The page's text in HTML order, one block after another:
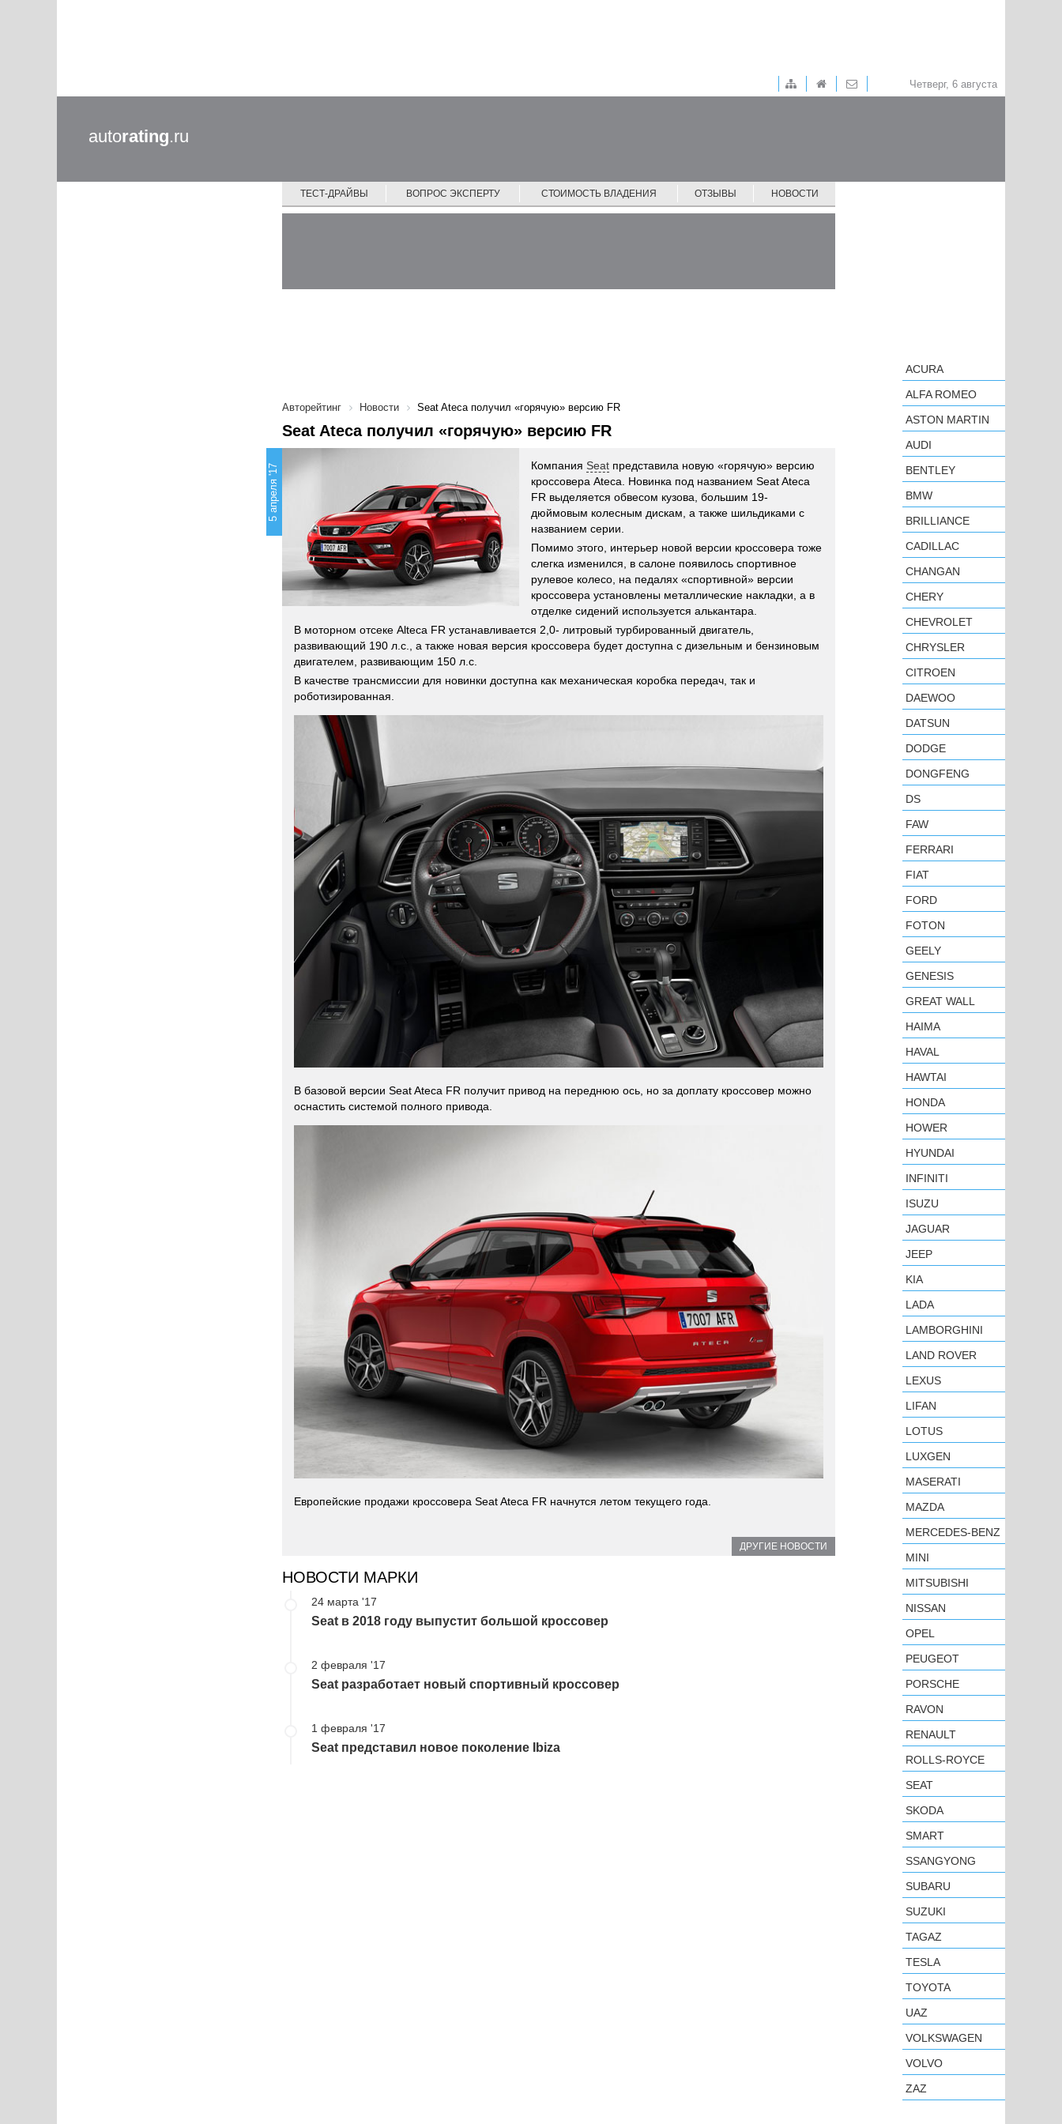
Четверг, 6 августа
autorating.ru
ТЕСТ-ДРАЙВЫ ВОПРОС ЭКСПЕРТУ СТОИМОСТЬ ВЛАДЕНИЯ ОТЗЫВЫ НОВОСТИ
Авторейтинг Новости Seat Ateca получил «горячую» версию FR
Seat Ateca получил «горячую» версию FR
5 апреля '17 Компания Seat представила новую «горячую» версию
кроссовера Ateca. Новинка под названием Seat Ateca
FR выделяется обвесом кузова, большим 19-
дюймовым колесным дискам, а также шильдиками с
названием серии.
Помимо этого, интерьер новой версии кроссовера тоже
слегка изменился, в салоне появилось спортивное
рулевое колесо, на педалях «спортивной» версии
кроссовера установлены металлические накладки, а в
отделке сидений используется алькантара.
В моторном отсеке Alteca FR устанавливается 2,0- литровый турбированный двигатель,
развивающий 190 л.с., а также новая версия кроссовера будет доступна с дизельным и бензиновым
двигателем, развивающим 150 л.с.
В качестве трансмиссии для новинки доступна как механическая коробка передач, так и
роботизированная.
В базовой версии Seat Ateca FR получит привод на переднюю ось, но за доплату кроссовер можно
оснастить системой полного привода.
Европейские продажи кроссовера Seat Ateca FR начнутся летом текущего года.
ДРУГИЕ НОВОСТИ
НОВОСТИ МАРКИ
24 марта '17
Seat в 2018 году выпустит большой кроссовер
2 февраля '17
Seat разработает новый спортивный кроссовер
1 февраля '17
Seat представил новое поколение Ibiza
ACURA
ALFA ROMEO
ASTON MARTIN
AUDI
BENTLEY
BMW
BRILLIANCE
CADILLAC
CHANGAN
CHERY
CHEVROLET
CHRYSLER
CITROEN
DAEWOO
DATSUN
DODGE
DONGFENG
DS
FAW
FERRARI
FIAT
FORD
FOTON
GEELY
GENESIS
GREAT WALL
HAIMA
HAVAL
HAWTAI
HONDA
HOWER
HYUNDAI
INFINITI
ISUZU
JAGUAR
JEEP
KIA
LADA
LAMBORGHINI
LAND ROVER
LEXUS
LIFAN
LOTUS
LUXGEN
MASERATI
MAZDA
MERCEDES-BENZ
MINI
MITSUBISHI
NISSAN
OPEL
PEUGEOT
PORSCHE
RAVON
RENAULT
ROLLS-ROYCE
SEAT
SKODA
SMART
SSANGYONG
SUBARU
SUZUKI
TAGAZ
TESLA
TOYOTA
UAZ
VOLKSWAGEN
VOLVO
ZAZ